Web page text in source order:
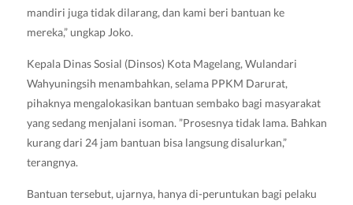
mandiri juga tidak dilarang, dan kami beri bantuan ke
mereka,” ungkap Joko.
Kepala Dinas Sosial (Dinsos) Kota Magelang, Wulandari
Wahyuningsih menambahkan, selama PPKM Darurat,
pihaknya mengalokasikan bantuan sembako bagi masyarakat
yang sedang menjalani isoman. ”Prosesnya tidak lama. Bahkan
kurang dari 24 jam bantuan bisa langsung disalurkan,”
terangnya.
Bantuan tersebut, ujarnya, hanya di-peruntukan bagi pelaku